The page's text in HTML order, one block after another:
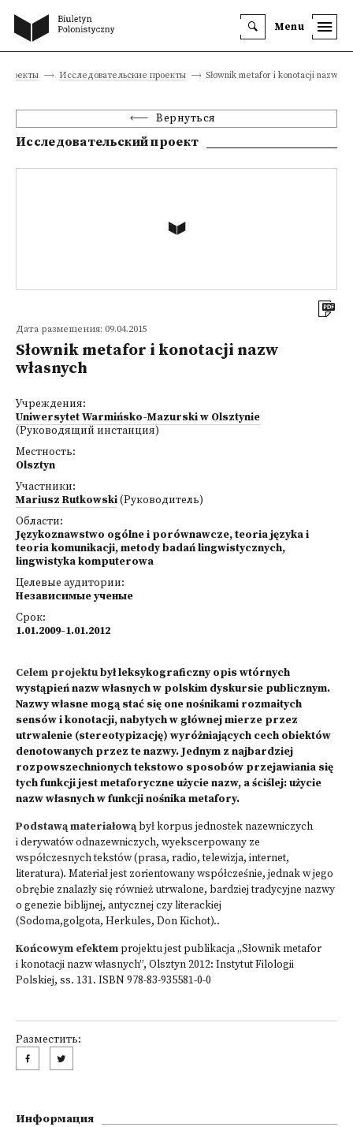
Menu
Исследовательские проекты Słownik metafor i konotacji nazw
Вернуться
Исследовательский проект
Дата размещения: 09.04.2015
Słownik metafor i konotacji nazw
własnych
Учреждения:
Uniwersytet Warmińsko-Mazurski w Olsztynie
(Руководящий инстанция)
Местность:
Olsztyn
Участники:
Mariusz Rutkowski(Руководитель)
Области:
Językoznawstwo ogólne i porównawcze, teoria języka i
teoria komunikacji, metody badań lingwistycznych,
lingwistyka komputerowa
Целевые аудитории:
Независимые ученые
Срок:
1.01.2009-1.01.2012
Celem projektubył leksykograficzny opis wtórnych
wystąpień nazw własnych w polskim dyskursie publicznym.
Nazwy własne mogą stać się one nośnikami rozmaitych
sensów i konotacji, nabytych w głównej mierze przez
utrwalenie (stereotypizację) wyróżniających cech obiektów
denotowanych przez te nazwy. Jednym z najbardziej
rozpowszechnionych tekstowo sposobów przejawiania się
tych funkcji jest metaforyczne użycie nazw, a ściślej: użycie
nazw własnych w funkcji nośnika metafory.
Podstawą materiałowąbył korpus jednostek nazewniczych
i derywatów odnazewniczych, wyekscerpowany ze
współczesnych tekstów (prasa, radio, telewizja, internet,
literatura). Materiał jest zorientowany współcześnie, jednak w jego
obrębie znalazły się również utrwalone, bardziej tradycyjne nazwy
o genezie biblijnej, antycznej czy literackiej
(Sodoma,golgota, Herkules, Don Kichot)..
Końcowym efektemprojektu jest publikacja „Słownik metafor
i konotacji nazw własnych”, Olsztyn 2012: Instytut Filologii
Polskiej, ss. 131. ISBN 978-83-935581-0-0
Разместить:
Информация